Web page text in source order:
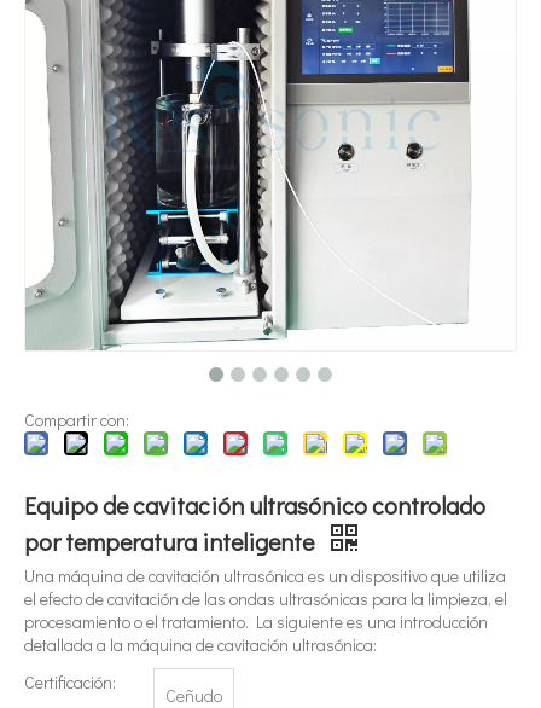
Actualmente, la investigación sobre la extracción de antioxidantes
Compartir con:
Equipo de cavitación ultrasónico controlado
por temperatura inteligente
Una máquina de cavitación ultrasónica es un dispositivo que utiliza
el efecto de cavitación de las ondas ultrasónicas para la limpieza, el
procesamiento o el tratamiento. La siguiente es una introducción
detallada a la máquina de cavitación ultrasónica:
Certificación:
Ceñudo